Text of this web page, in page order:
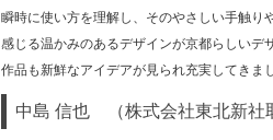
瞬時に使い方を理解し、そのやさしい手触り
感じる温かみのあるデザインが京都らしいデ
作品も新鮮なアイデアが見られ充実してきま
中島 信也 （株式会社東北新社